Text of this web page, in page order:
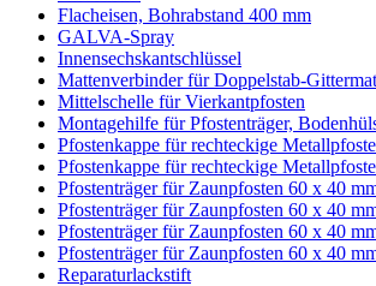
Flacheisen, Bohrabstand 400 mm
GALVA-Spray
Innensechskantschlüssel
Mattenverbinder für Doppelstab-
Mittelschelle für Vierkantpfosten
Montagehilfe für Pfostenträger,
Pfostenkappe für rechteckige
Pfostenkappe für rechteckige
Pfostenträger für Zaunpfosten 60 x 40
Pfostenträger für Zaunpfosten 60 x 40
Pfostenträger für Zaunpfosten 60 x 40
Pfostenträger für Zaunpfosten 60 x 40
Reparaturlackstift